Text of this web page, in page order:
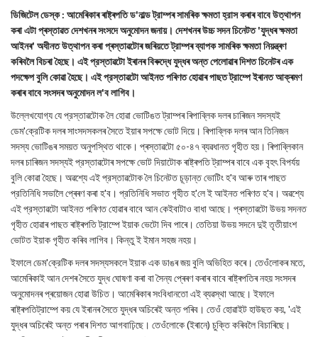
ডিজিটেল ডেস্ক : আমেৰিকাৰ ৰাষ্ট্ৰপতি ড'নাল্ড ট্রাম্পৰ সামৰিক ক্ষমতা হ্রাস কৰাৰ বাবে উত্থাপন
কৰা এটা প্ৰস্তাৱত দেশখনৰ সংসদে অনুমোদন জনায়। দেশখনৰ উচ্চ সদন চিনেটত 'যুদ্ধৰ ক্ষমতা
আইনৰ' অধীনত উত্থাপন কৰা প্ৰস্তাৱটোৰ জৰিয়তে ট্রাম্পৰ ব্যাপক সামৰিক ক্ষমতা নিয়ন্ত্ৰণ
কৰিবলৈ বিচৰা হৈছে। এই প্রস্তাৱটো ইৰানৰ বিৰুদ্ধে যুদ্ধৰ অন্ত পেলোৱাৰ দিশত চিনেটৰ এক
পদক্ষেপ বুলি কোৱা হৈছে। এই প্রস্তাৱটো আইনত পৰিণত হোৱাৰ পাছত ট্রাম্পে ইৰানত আক্ৰমণ
কৰাৰ বাবে সংসদৰ অনুমোদন ল'ব লাগিব।
উল্লেখযোগ্য যে প্রস্তাৱটোক লৈ হোৱা ভোটিঙত ট্রাম্পৰ ৰিপাব্লিক দলৰ চাৰিজন সদস্যই
ডেম'ক্রেটিক দলৰ সাংসদসকলৰ সৈতে ইয়াৰ সপক্ষে ভোট দিয়ে। ৰিপাব্লিক দলৰ আন তিনিজন
সদস্য ভোটিঙৰ সময়ত অনুপস্থিত থাকে। প্ৰস্তাৱটো ৫০-৪৭ ব্যৱধানত গৃহীত হয়। ৰিপাব্লিকান
দলৰ চাৰিজন সদস্যই প্রস্তাৱটোৰ সপক্ষে ভোট দিয়াটোক ৰাষ্ট্ৰপতি ট্রাম্পৰ বাবে এক বৃহৎ বিপর্যয়
বুলি কোৱা হৈছে। অৱশ্যে এই প্রস্তাৱটোক লৈ চিনেটত চূড়ান্ত ভোটিং হ'ব আৰু তাৰ পাছত
প্রতিনিধি সভালৈ প্ৰেৰণ কৰা হ'ব। প্রতিনিধি সভাত গৃহীত হ'লে ই আইনত পৰিণত হ'ব। অৱশ্যে
এই প্রস্তাৱটো আইনত পৰিণত হোৱাৰ বাবে আন কেইবাটাও বাধা আছে। প্ৰস্তাৱটো উভয় সদনত
গৃহীত হোৱাৰ পাছত ৰাষ্ট্ৰপতি ট্রাম্পে ইয়াক ভেটো দিব পাৰে। তেতিয়া উভয় সদনে দুই তৃতীয়াংশ
ভোটত ইয়াক গৃহীত কৰিব লাগিব। কিন্তু ই ইমান সহজ নহয়।
ইফালে ডেম'ক্রেটিক দলৰ সদস্যসকলে ইয়াক এক ডাঙৰ জয় বুলি অভিহিত কৰে। তেওঁলোকৰ মতে,
আমেৰিকাই আন দেশৰ সৈতে যুদ্ধ ঘোষণা কৰা বা সৈন্য প্ৰেৰণ কৰাৰ বাবে ৰাষ্ট্ৰপতিৰ নহয় সংসদৰ
অনুমোদনৰ প্ৰয়োজন হোৱা উচিত। আমেৰিকাৰ সংবিধানতো এই ব্যৱস্থা আছে। ইফালে
ৰাষ্ট্ৰপতিট্রাম্পে কয় যে ইৰানৰ সৈতে যুদ্ধৰ অচিৰেই অন্ত পৰিব। তেওঁ হোৱাইট হাউছত কয়, 'এই
যুদ্ধৰ অচিৰেই অন্ত পৰাৰ দিশত আগবাঢ়িছে। তেওঁলোকে (ইৰানে) চুক্তি কৰিবলৈ বিচাৰিছে।